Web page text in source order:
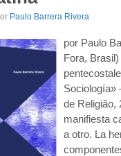
Paulo Barrera Rivera
por Paulo
Fora,
Sociología»
de Religião,
manifiesta
a otro. La